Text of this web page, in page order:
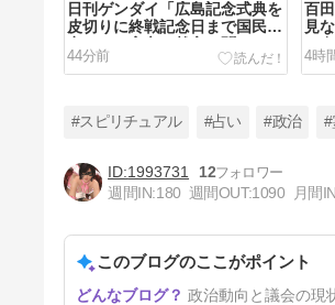
日刊ゲンダイ「広島記念式典を
皮切りに終戦記念日まで国民は
空々しい高市の戯言を聞かされ
るのか。戦後81年、酷暑を超
える耐え難さ」
44分前
百
見
は
が
は
4時
は、自ら玄関を開けて招き入れ
た客によって家の中が無茶苦茶
にされてる感じ。もはや9条ど
ころではなくなった」
34時間前
#スピリチュアル #占い #政治 #
1993731
12
週間IN:180 週間OUT:1090 月間
このブログのここがポイント
政治動向と議会の現